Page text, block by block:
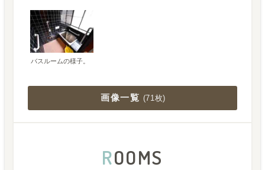
バスルームの様子。
画像一覧 (71枚)
ROOMS